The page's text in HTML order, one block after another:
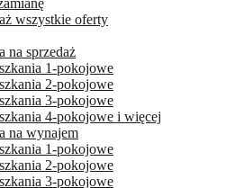
wszystkie oferty
na sprzedaż
1-pokojowe
2-pokojowe
3-pokojowe
4-pokojowe i więcej
na wynajem
1-pokojowe
2-pokojowe
3-pokojowe